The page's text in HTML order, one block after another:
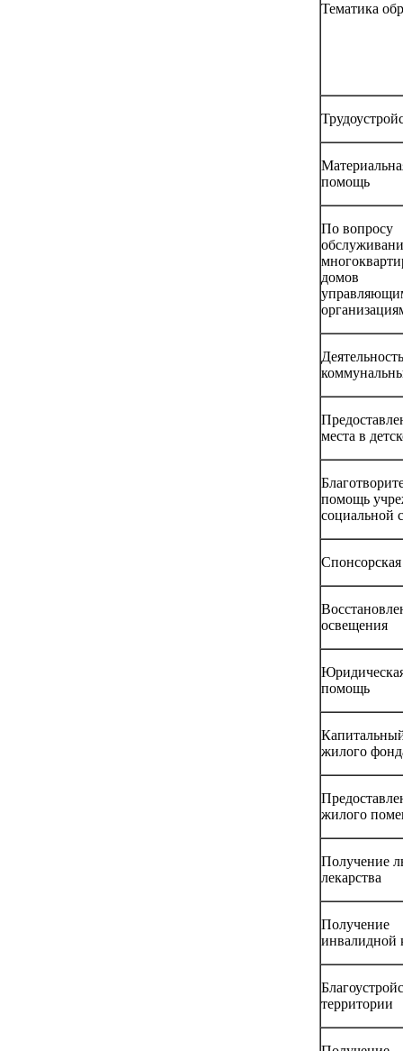
Тематика
помощь
По вопросу
домов
Деятельность
места в
помощь
социальной
освещения
помощь
жилого
жилого
Получение
лекарства
Получение
инвалидной
территории